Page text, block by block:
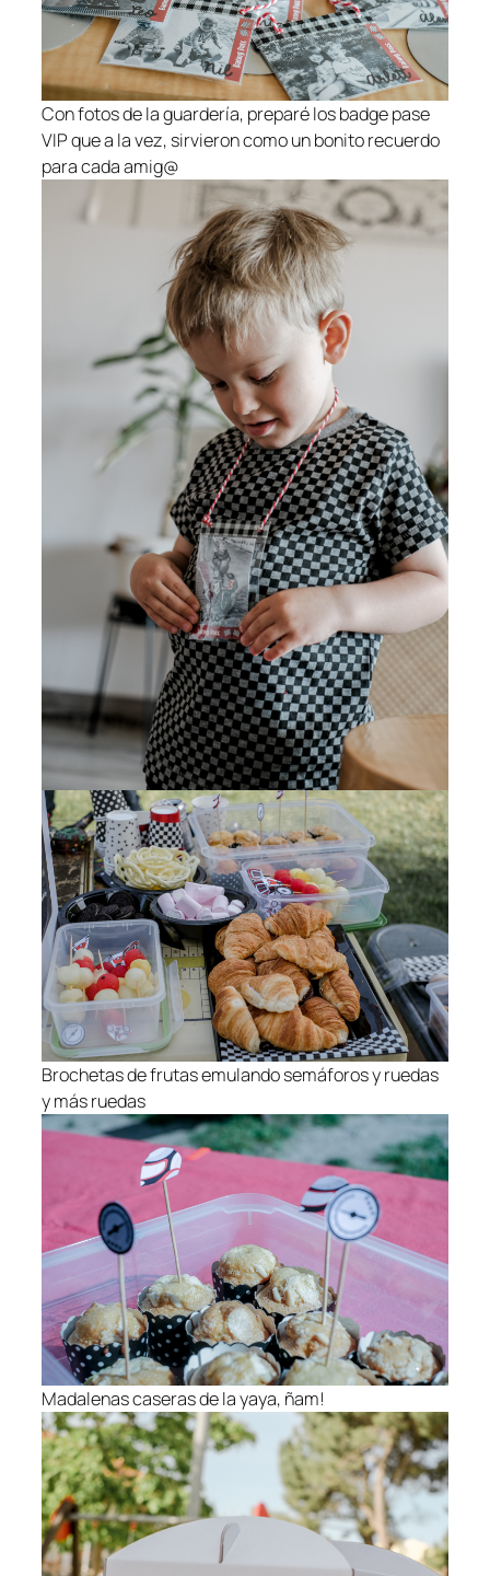
Con fotos de la guardería, preparé los badge pase
VIP que a la vez, sirvieron como un bonito recuerdo
para cada amig@
Brochetas de frutas emulando semáforos y ruedas
y más ruedas
Madalenas caseras de la yaya, ñam!